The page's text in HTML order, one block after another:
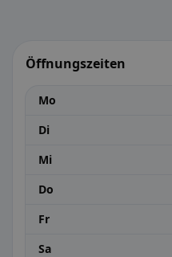
Öffnungszeiten
Mo
Di
Mi
Do
Fr
Sa